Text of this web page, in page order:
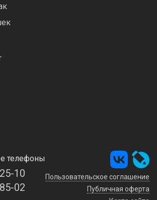
телефоны
10
02
Пользовательское соглашение
Публичная оферта